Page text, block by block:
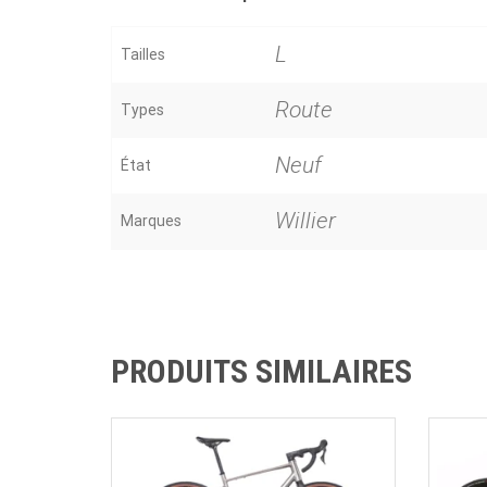
Tailles L
Types Route
État Neuf
Marques Willier
PRODUITS SIMILAIRES